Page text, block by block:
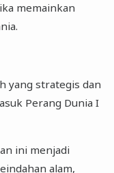
memainkan
yang strategis dan
Perang Dunia I
ini menjadi
alam,